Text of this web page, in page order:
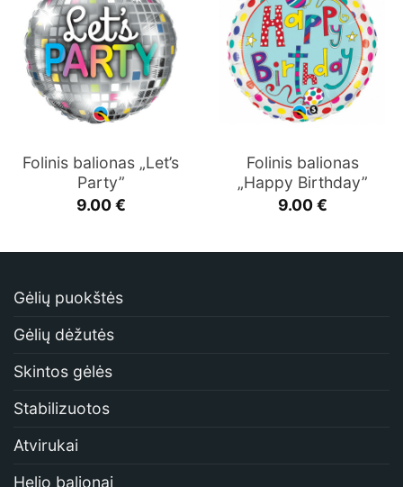
Folinis balionas „Let’s
Party”
9.00€
Folinis balionas
„Happy Birthday”
9.00€
Gėlių puokštės
Gėlių dėžutės
Skintos gėlės
Stabilizuotos
Atvirukai
Helio balionai